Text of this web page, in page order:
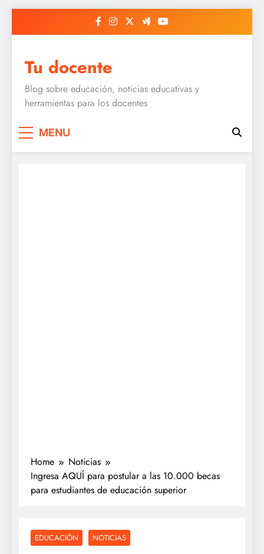
Tu docente
Blog sobre educación, noticias educativas y
herramientas para los docentes
MENU
Home
Noticias
Ingresa AQUÍ para postular a las 10.000 becas
para estudiantes de educación superior
EDUCACIÓN NOTICIAS